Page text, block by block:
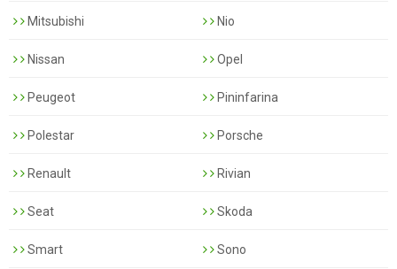
Mitsubishi Nio
Nissan Opel
Peugeot Pininfarina
Polestar Porsche
Renault Rivian
Seat Skoda
Smart Sono